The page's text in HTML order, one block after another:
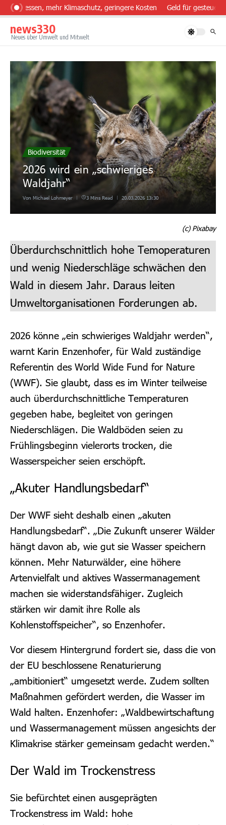
Zum Inhalt springen
essen, mehr Klimaschutz, geringere Kosten Geld für
news330
Neues über Umwelt und Mitwelt
Biodiversität
2026 wird ein „schwieriges
Waldjahr“
Von Michael Lohmeyer 3 Mins Read 20.03.2026 13:30
(c) Pixabay
Überdurchschnittlich hohe Temoperaturen
und wenig Niederschläge schwächen den
Wald in diesem Jahr. Daraus leiten
Umweltorganisationen Forderungen ab.
2026 könne „ein schwieriges Waldjahr werden“,
warnt Karin Enzenhofer, für Wald zuständige
Referentin des World Wide Fund for Nature
(WWF). Sie glaubt, dass es im Winter teilweise
auch überdurchschnittliche Temperaturen
gegeben habe, begleitet von geringen
Niederschlägen. Die Waldböden seien zu
Frühlingsbeginn vielerorts trocken, die
Wasserspeicher seien erschöpft.
„Akuter Handlungsbedarf“
Der WWF sieht deshalb einen „akuten
Handlungsbedarf“. „Die Zukunft unserer Wälder
hängt davon ab, wie gut sie Wasser speichern
können. Mehr Naturwälder, eine höhere
Artenvielfalt und aktives Wassermanagement
machen sie widerstandsfähiger. Zugleich
stärken wir damit ihre Rolle als
Kohlenstoffspeicher“, so Enzenhofer.
Vor diesem Hintergrund fordert sie, dass die von
der EU beschlossene Renaturierung
„ambitioniert“ umgesetzt werde. Zudem sollten
Maßnahmen gefördert werden, die Wasser im
Wald halten. Enzenhofer: „Waldbewirtschaftung
und Wassermanagement müssen angesichts der
Klimakrise stärker gemeinsam gedacht werden.“
Der Wald im Trockenstress
Sie befürchtet einen ausgeprägten
Trockenstress im Wald: hohe